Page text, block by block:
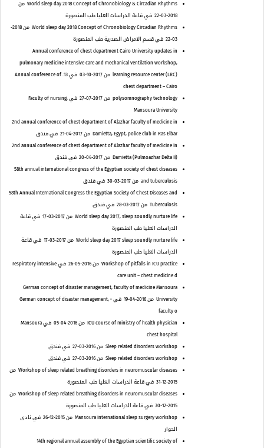
World sleep day 2018 Concept of Chronobiology & Circadian Rhythms من
2018-03-22
في قاعة الدراسات العليا طب المنصورة
World sleep day 2018 Concept of Chronobiology Circadian Rhythms
من 2018-
03-22
في قسم الامراض الصدرية طب المنصورة
Annual conference of chest department Cairo University updates in
pulmonary medicine intensive care and mechanical ventilation workshop,
learning resource center (LRC) من 2017-10-03
في 13. Annual conference of
chest department – Cairo
polysomnography technology من 2017-07-27
في Faculty of nursing,
Mansoura University
2nd annual conference of chest department of Alazhar faculty of medicine in
Damietta, Egypt, police club in Ras Elbar من 2017-04-21
في فندق
2nd annual conference of chest department of Alazhar faculty of medicine in
Damietta (Pulmoazhar Delta II) من 2017-04-20
في فندق
58th annual international congress of the Egyptian society of chest diseases
and tuberculosis من 2017-03-30
في فندق
58th Annual International Congress the Egyptian Society of Chest Diseases and
Tuberculosis من 2017-03-28
في فندق
World sleep day 2017, sleep soundly nurture life من 2017-03-17
في قاعة
الدراسات العليا طب المنصورة
World sleep day 2017 sleep soundly nurture life من 2017-03-17
في قاعة
الدراسات العليا طب المنصورة
Workshop of pitfalls in ICU practice من 2016-05-26
في respiratory intensive
care unit – chest medicine d
German concept of disaster management, faculty of medicine Mansoura
University من 2016-04-19
في • German concept of disaster management,
faculty o
ICU course of ministry of health physician من 2016-04-05
في Mansoura
chest hospital
Sleep related disorders workshop من 2016-03-27
في فندق
Sleep related disorders workshop من 2016-03-27
في فندق
Workshop of sleep related breathing disorders in neuromuscular diseases من
2015-12-31
في قاعة الدراسات العليا طب المنصورة
Workshop of sleep related breathing disorders in neuromuscular diseases من
2015-12-30
في قاعة الدراسات العليا طب المنصورة
Mansoura international sleep surgery workshop من 2015-12-26
في نادى
الحوار
14th regional annual assembly of the Egyptian scientific society of